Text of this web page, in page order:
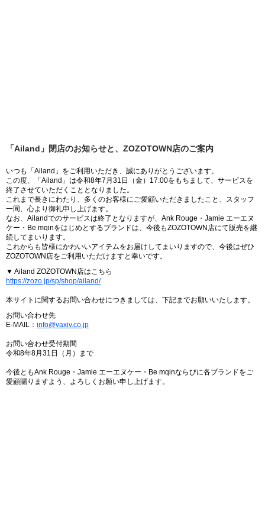
「Ailand」閉店のお知らせと、ZOZOTOWN店のご案内
いつも「Ailand」をご利用いただき、誠にありがとうございます。
この度、「Ailand」は令和8年7月31日（金）17:00をもちまして、サービスを
終了させていただくこととなりました。
これまで長きにわたり、多くのお客様にご愛顧いただきましたこと、スタッフ
一同、心より御礼申し上げます。
なお、Ailandでのサービスは終了となりますが、Ank Rouge・Jamie エーエヌ
ケー・Be mqinをはじめとするブランドは、今後もZOZOTOWN店にて販売を継
続してまいります。
これからも皆様にかわいいアイテムをお届けしてまいりますので、今後はぜひ
ZOZOTOWN店をご利用いただけますと幸いです。
▼ Ailand ZOZOTOWN店はこちら
https://zozo.jp/sp/shop/ailand/
本サイトに関するお問い合わせにつきましては、下記までお願いいたします。
お問い合わせ先
E-MAIL： info@vaxiv.co.jp
お問い合わせ受付期間
令和8年8月31日（月）まで
今後ともAnk Rouge・Jamie エーエヌケー・Be mqinならびに各ブランドをご
愛顧賜りますよう、よろしくお願い申し上げます。